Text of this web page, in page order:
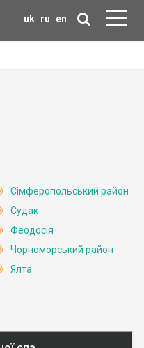
uk ru en
Сімферопольський район
Судак
Феодосія
Чорноморський район
Ялта